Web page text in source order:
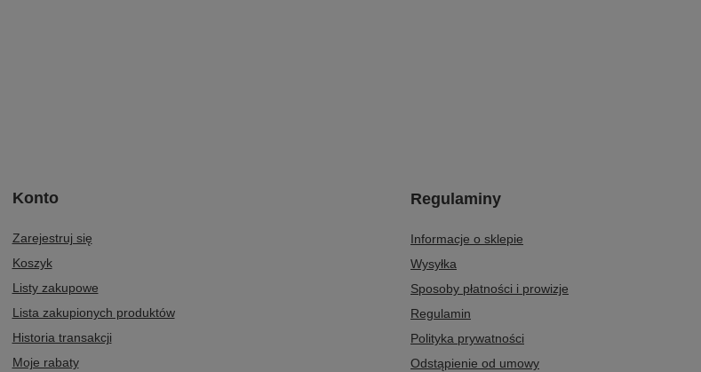
Konto
Zarejestruj się
Koszyk
Listy zakupowe
Lista zakupionych produktów
Historia transakcji
Moje rabaty
Regulaminy
Informacje o sklepie
Wysyłka
Sposoby płatności i prowizje
Regulamin
Polityka prywatności
Odstąpienie od umowy